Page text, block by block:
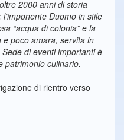
2000 anni di storia
Duomo in stile
“acqua di colonia” e la
poco amara, servita in
di eventi importanti è
patrimonio culinario.
di rientro verso